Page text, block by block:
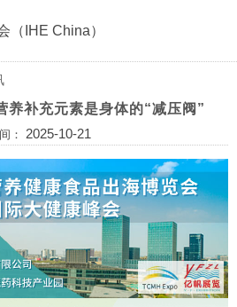
（IHE China）
养补充元素是身体的“减压阀”
： 2025-10-21